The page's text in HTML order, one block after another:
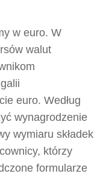
w euro. W
walut
euro. Według
wynagrodzenie
wymiaru składek
którzy
formularze